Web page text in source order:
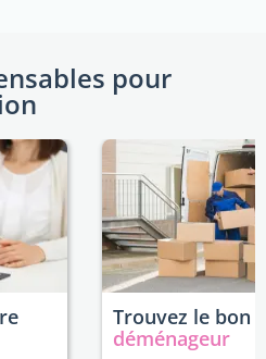
pour
Trouvez le bon
déménageur